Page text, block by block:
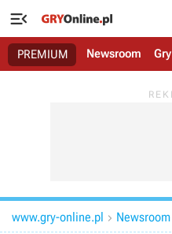

PREMIUM Newsroom Gry
www.gry-online.pl  Newsroom